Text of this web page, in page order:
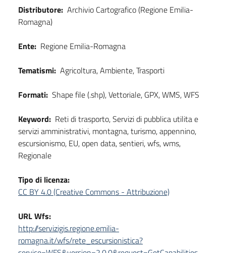
Distributore: Archivio Cartografico (Regione Emilia-
Romagna)
Ente: Regione Emilia-Romagna
Tematismi: Agricoltura, Ambiente, Trasporti
Formati: Shape file (.shp), Vettoriale, GPX, WMS, WFS
Keyword: Reti di trasporto, Servizi di pubblica utilita e
servizi amministrativi, montagna, turismo, appennino,
escursionismo, EU, open data, sentieri, wfs, wms,
Regionale
Tipo di licenza:
CC BY 4.0 (Creative Commons - Attribuzione)
URL Wfs:
http://servizigis.regione.emilia-
romagna.it/wfs/rete_escursionistica?